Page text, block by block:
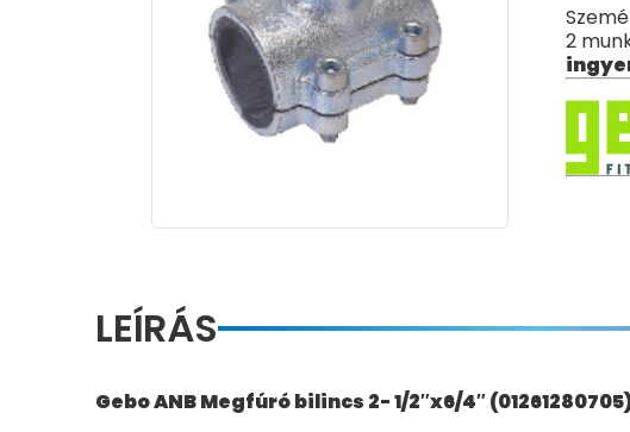
2
LEÍRÁS
Gebo ANB Megfúró bilincs 2- 1/2″x6/4″